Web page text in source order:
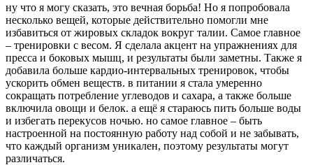
ну что я могу сказать, это вечная борьба! Но я попробовала
несколько вещей, которые действительно помогли мне
избавиться от жировых складок вокруг талии. Самое главное
– тренировки с весом. Я сделала акцент на упражнениях для
пресса и боковых мышц, и результаты были заметны. Также я
добавила больше кардио-интервальных тренировок, чтобы
ускорить обмен веществ. в питании я стала умеренно
сокращать потребление углеводов и сахара, а также больше
включила овощи и белок. а ещё я стараюсь пить больше воды
и избегать перекусов ночью. но самое главное – быть
настроенной на постоянную работу над собой и не забывать,
что каждый организм уникален, поэтому результаты могут
различаться.